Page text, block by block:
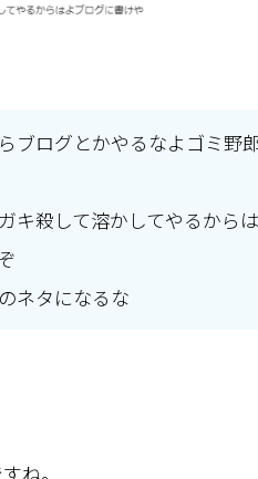
ブログとかやるなよゴミ野郎
キ殺して溶かしてやるから
ネタになるな
ね。